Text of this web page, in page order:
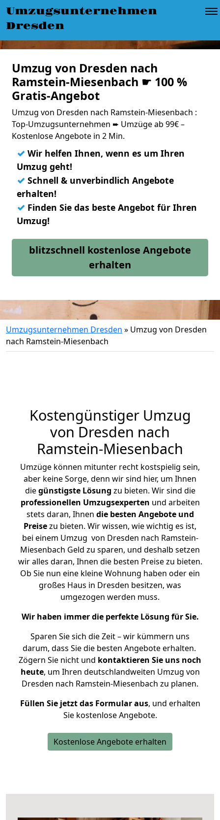
Umzugsunternehmen
Dresden
Umzug von Dresden nach
Ramstein-Miesenbach ☛ 100 %
Gratis-Angebot
Umzug von Dresden nach Ramstein-Miesenbach :
Top-Umzugsunternehmen ➨ Umzüge ab 99€ –
Kostenlose Angebote in 2 Min.
✓ Wir helfen Ihnen, wenn es um Ihren
Umzug geht!
✓ Schnell & unverbindlich Angebote
erhalten!
✓ Finden Sie das beste Angebot für Ihren
Umzug!
blitzschnell kostenlose Angebote
erhalten
Umzugsunternehmen Dresden » Umzug von Dresden
nach Ramstein-Miesenbach
Kostengünstiger Umzug
von Dresden nach
Ramstein-Miesenbach
Umzüge können mitunter recht kostspielig sein,
aber keine Sorge, denn wir sind hier, um Ihnen
diegünstigste Lösung zu bieten. Wir sind die
professionellen Umzugsexperten und arbeiten
stets daran, Ihnen die besten Angebote und
Preisezu bieten. Wir wissen, wie wichtig es ist,
bei einem Umzug von Dresden nach Ramstein-
Miesenbach Geld zu sparen, und deshalb setzen
wir alles daran, Ihnen die besten Preise zu bieten.
Ob Sie nun eine kleine Wohnung haben oder ein
großes Haus in Dresden besitzen, was
umgezogen werden muss.
Wir haben immer die perfekte Lösung für Sie.
Sparen Sie sich die Zeit – wir kümmern uns
darum, dass Sie die besten Angebote erhalten.
Zögern Sie nicht und kontaktieren Sie uns noch
heute, um Ihren deutschlandweiten Umzug von
Dresden nach Ramstein-Miesenbach zu planen.
Füllen Sie jetzt das Formular aus, und erhalten
Sie kostenlose Angebote.
Kostenlose Angebote erhalten